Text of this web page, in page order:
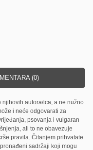
(0)
njihovih autora/ica, a ne nužno
i neće odgovarati za
psovanja i vulgaran
ali to ne obavezuje
pravila. Čitanjem prihvatate
sadržaji koji mogu